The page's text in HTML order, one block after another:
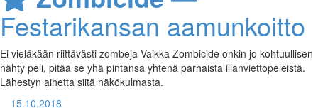
Festarikansan aamunkoitto
Ei vieläkään riittävästi zombeja Vaikka Zombicide onkin jo kohtuullisen
nähty peli, pitää se yhä pintansa yhtenä parhaista illanviettopeleistä.
Lähestyn aihetta siitä näkökulmasta.
15.10.2018